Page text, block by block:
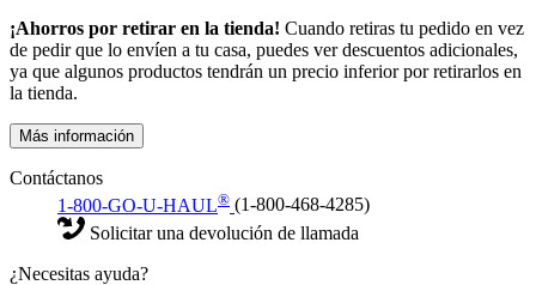
¡Ahorros por retirar en la tienda! Cuando retiras tu pedido en vez
de pedir que lo envíen a tu casa, puedes ver descuentos adicionales,
ya que algunos productos tendrán un precio inferior por retirarlos en
la tienda.
Más información
Contáctanos
1-800-GO-U-HAUL® (1-800-468-4285)
Solicitar una devolución de llamada
¿Necesitas ayuda?